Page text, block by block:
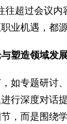
往超过会议
业机遇，都
塑造领域发
如专题研讨
行深度对话
，而是围绕